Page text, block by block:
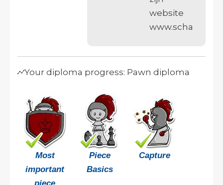
website
Your diploma progress: Pawn diploma
Most
important
Piece
Basics
Capture